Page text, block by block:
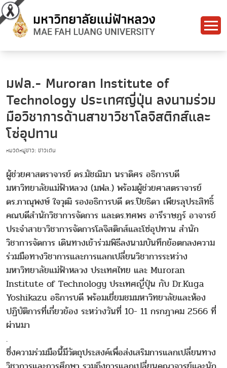
มฟล.- Muroran Institute of
Technology ประเทศญี่ปุ่น ลงนามร่วม
มือวิชาการด้านสาขาวิชาโลจิสติกส์และ
โซ่อุปทาน
หมวดหมู่ข่าว: ข่าวเด่น
ผู้ช่วยศาสตราจารย์ ดร.มัชฌิมา นราดิศร อธิการบดี
มหาวิทยาลัยแม่ฟ้าหลวง (มฟล.) พร้อมผู้ช่วยศาสตราจารย์
ดร.ภาณุพงษ์ ใจวุฒิ รองอธิการบดี ดร.ปิยธิดา เพียรลุประสิทธิ์
คณบดีสำนักวิชาการจัดการ และดร.ทศพร อารีราษฎร์ อาจารย์
ประจำสาขาวิชาการจัดการโลจิสติกส์และโซ่อุปทาน สำนัก
วิชาการจัดการ เดินทางเข้าร่วมพิธีลงนามบันทึกข้อตกลงความ
ร่วมมือทางวิชาการและการแลกเปลี่ยนวิชาการระหว่าง
มหาวิทยาลัยแม่ฟ้าหลวง ประเทศไทย และ Muroran
Institute of Technology ประเทศญี่ปุ่น กับ Dr.Kuga
Yoshikazu อธิการบดี พร้อมเยี่ยมชมมหาวิทยาลัยและห้อง
ปฏิบัติการที่เกี่ยวข้อง ระหว่างวันที่ 10- 11 กรกฎาคม 2566 ที่
ผ่านมา
.
ซึ่งความร่วมมือนี้มีวัตถุประสงค์เพื่อส่งเสริมการแลกเปลี่ยนทาง